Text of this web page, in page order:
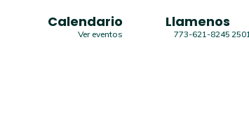
Calendario
Ver eventos
Llamenos
773-621-8245